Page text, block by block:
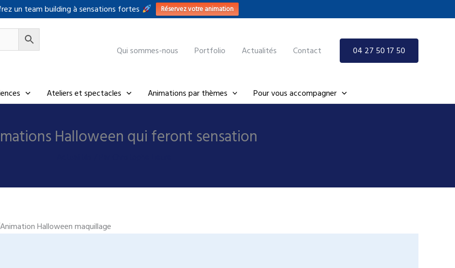
un team building à sensations fortes Réservez votre animation
Qui sommes-nous
Portfolio Actualités Contact 04 27 50 17 50
Ateliers et spectacles Animations par thèmes Pour vous accompagner
Halloween qui feront sensation